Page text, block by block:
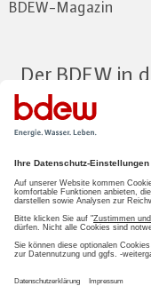
BDEW-Magazin
Der BDEW in